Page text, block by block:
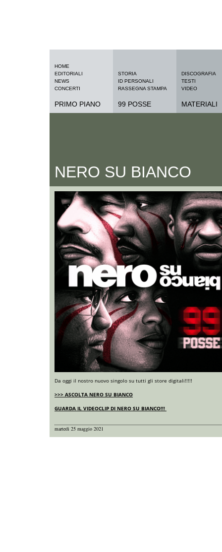
HOME
EDITORIALI
NEWS
CONCERTI
PRIMO PIANO
STORIA
ID PERSONALI
RASSEGNA STAMPA
99 POSSE
DISCOGRAFIA
TESTI
VIDEO
MATERIALI
NERO SU BIANCO
Da oggi il nostro nuovo singolo su tutti gli store digitali!!!!!
>>> ASCOLTA NERO SU BIANCO
GUARDA IL VIDEOCLIP DI NERO SU BIANCO!!!
martedi 25 maggio 2021